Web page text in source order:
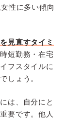
性に多い傾向
見直すタイミ
短勤務・在宅
フスタイルに
しょう。
は、自分にと
要です。他人